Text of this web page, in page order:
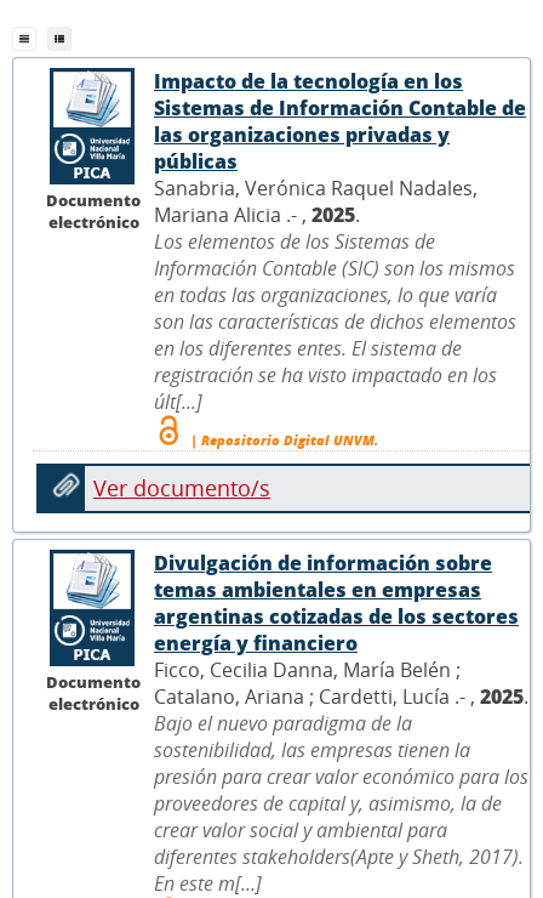
Documento
electrónico
Impacto de la tecnología en los
Sistemas de Información Contable de
las organizaciones privadas y
públicas
Sanabria, Verónica Raquel Nadales,
Mariana Alicia .- , 2025.
Los elementos de los Sistemas de
Información Contable (SIC) son los mismos
en todas las organizaciones, lo que varía
son las características de dichos elementos
en los diferentes entes. El sistema de
registración se ha visto impactado en los
últ[...]
| Repositorio Digital UNVM.
Ver documento/s
Documento
electrónico
Divulgación de información sobre
temas ambientales en empresas
argentinas cotizadas de los sectores
energía y financiero
Ficco, Cecilia Danna, María Belén ;
Catalano, Ariana ; Cardetti, Lucía .- , 2025.
Bajo el nuevo paradigma de la
sostenibilidad, las empresas tienen la
presión para crear valor económico para los
proveedores de capital y, asimismo, la de
crear valor social y ambiental para
diferentes stakeholders(Apte y Sheth, 2017).
En este m[...]